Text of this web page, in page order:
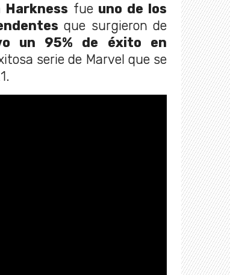
Harkness fue uno de los
que surgieron de
un 95% de éxito en
serie de Marvel que se